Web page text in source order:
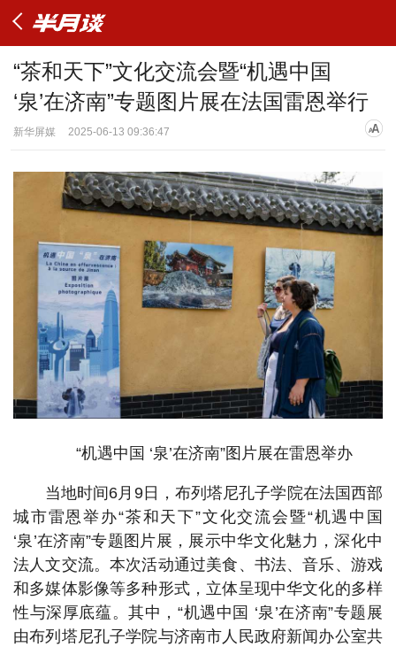
“茶和天下”文化交流会暨“机遇中国
‘泉’在济南”专题图片展在法国雷恩举行
新华屏媒 2025-06-13 09:36:47
“机遇中国 ‘泉’在济南”图片展在雷恩举办
当地时间6月9日，布列塔尼孔子学院在法国西部
城市雷恩举办“茶和天下”文化交流会暨“机遇中国
‘泉’在济南”专题图片展，展示中华文化魅力，深化中
法人文交流。本次活动通过美食、书法、音乐、游戏
和多媒体影像等多种形式，立体呈现中华文化的多样
性与深厚底蕴。其中，“机遇中国 ‘泉’在济南”专题展
由布列塔尼孔子学院与济南市人民政府新闻办公室共